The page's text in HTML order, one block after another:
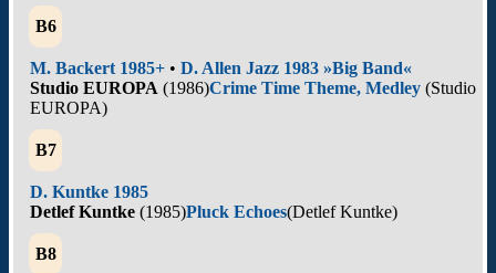
B6
M. Backert 1985+ • D. Allen Jazz 1983 »Big Band«
Studio EUROPA (1986)Crime Time Theme, Medley (Studio
EUROPA)
B7
D. Kuntke 1985
Detlef Kuntke (1985)Pluck Echoes(Detlef Kuntke)
B8